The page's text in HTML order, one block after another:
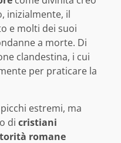
inizialmente, il
e molti dei suoi
a morte. Di
clandestina, i cui
per praticare la
estremi, ma
di cristiani
romane